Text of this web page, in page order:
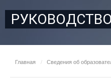
РУКОВОДСТВО
Главная / Сведения об